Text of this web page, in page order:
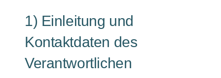
1) Einleitung und
Kontaktdaten des
Verantwortlichen